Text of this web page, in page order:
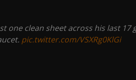
one clean sheet across his last
pic.twitter.com/VSXRg0KlGi